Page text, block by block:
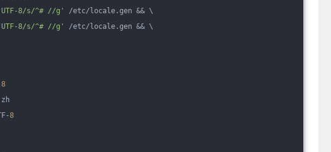
8/s/^# //g'
/etc/locale.gen && \
8/s/^# //g'
/etc/locale.gen && \
8
8